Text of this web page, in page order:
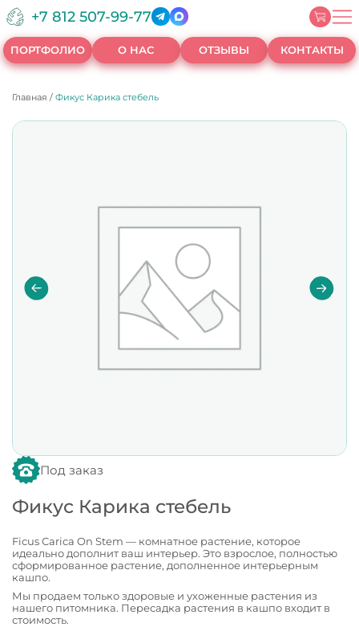
+7 812 507-99-77
ПОРТФОЛИО О НАС ОТЗЫВЫ КОНТАКТЫ
Главная /Фикус Карика стебель
Под заказ
Фикус Карика стебель
Ficus Carica On Stem — комнатное растение, которое
идеально дополнит ваш интерьер. Это взрослое, полностью
сформированное растение, дополненное интерьерным
кашпо.
Мы продаем только здоровые и ухоженные растения из
нашего питомника. Пересадка растения в кашпо входит в
стоимость.